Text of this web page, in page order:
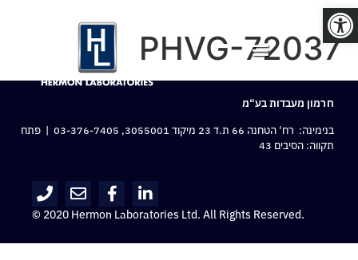
פתח סרגל נגישות
PHVG-72037
חרמון מעבדות בע“מ
בנימינה: רח‘ הטחנה 66 ת.ד 23 מיקוד 3055001,
03-376-7405 | פתח
תקווה: הסיבים 43
© 2020 Hermon Laboratories Ltd. All Rights Reserved.